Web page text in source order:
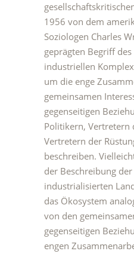
1956 von dem
Soziologen Charles
geprägten Begriff
industriellen
um die enge
gemeinsamen
gegenseitigen
Politikern, Vertretern
Vertretern der
beschreiben.
der Beschreibung
industrialisierten
das Ökosystem
von den
gegenseitigen
engen